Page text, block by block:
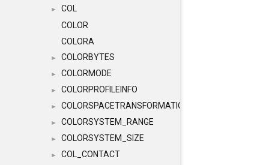
►
COL
COLOR
COLORA
► COLORBYTES
► COLORMODE
► COLORPROFILEINFO
► COLORSPACETRANSFORMATION
► COLORSYSTEM_RANGE
► COLORSYSTEM_SIZE
► COL_CONTACT